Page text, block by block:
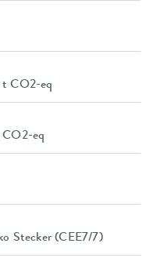
CO2-eq
eq
Stecker (CEE7/7)